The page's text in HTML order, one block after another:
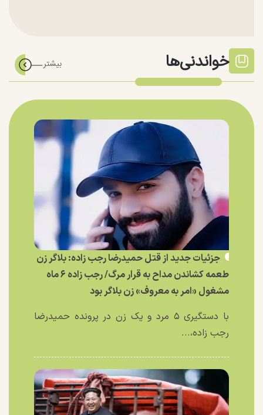
خواندنی‌ها
جزئیات جدید از قتل حمیدرضا رجب زاده: بلاگر زن
طعمه کشاندن مداح به قرار مرگ/ رجب زاده ۶ ماه
مشغول «امر به معروف» زن بلاگر بود
با دستگیری ۵ مرد و یک زن در پرونده حمیدرضا
رجب زاده،...